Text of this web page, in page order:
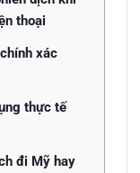
thoại
xác
thực tế
đi Mỹ hay